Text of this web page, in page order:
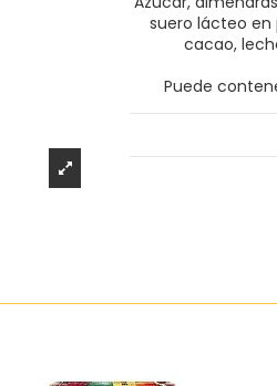
suero lácteo
cacao,
Puede